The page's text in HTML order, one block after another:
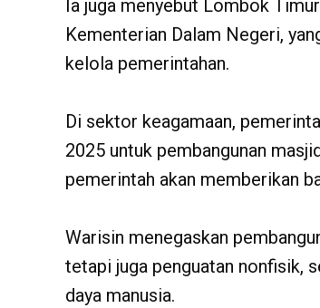
‎Ia juga menyebut Lombok
Kementerian Dalam Negeri,
kelola pemerintahan.
‎Di sektor keagamaan,
2025 untuk pembangunan
pemerintah akan memberikan
Warisin menegaskan
tetapi juga penguatan nonfisik,
daya manusia.